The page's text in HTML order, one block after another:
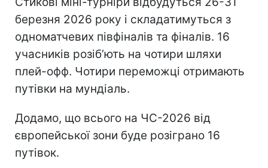
березня 2026 року і складатимуться з
одноматчевих півфіналів та фіналів. 16
учасників розіб’ють на чотири шляхи
плей-офф. Чотири переможці отримають
путівки на мундіаль.
Додамо, що всього на ЧС-2026 від
європейської зони буде розіграно 16
путівок.